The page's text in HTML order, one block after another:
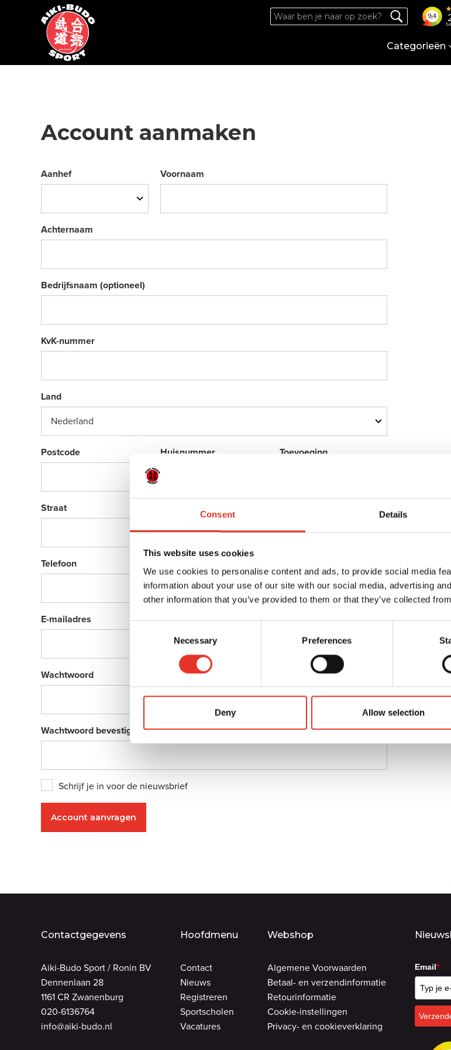
Consent Details
This website uses cookies
We use cookies to personalise content and ads, to provide social media
information about your use of our site with our social media, advertising
other information that you’ve provided to them or that they’ve collected
Necessary Preferences
Deny Allow selection
Categorieën
Account aanmaken
Aanhef Voornaam
Achternaam
Bedrijfsnaam (optioneel)
KvK-nummer
Land
Postcode Huisnummer Toevoeging
Straat
Telefoon
E-mailadres
Wachtwoord
Wachtwoord bevestigen
Schrijf je in voor de nieuwsbrief
Contactgegevens
Aiki-Budo Sport / Ronin BV
Dennenlaan 28
1161 CR Zwanenburg
020-6136764
info@aiki-budo.nl
Hoofdmenu
Contact
Nieuws
Registreren
Sportscholen
Vacatures
Webshop
Algemene Voorwaarden
Betaal- en verzendinformatie
Retourinformatie
Cookie-instellingen
Privacy- en cookieverklaring
Email*